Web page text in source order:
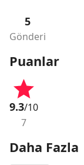
5
Gönderi
Puanlar
9.3/10
7
Daha Fazla